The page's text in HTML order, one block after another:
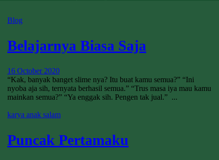
Blog
Belajarnya Biasa Saja
16 October 2020
“Kak, banyak banget slime nya? Itu buat kamu semua?” “Ini
nyoba aja sih, ternyata berhasil semua.” “Trus masa iya mau kamu
mainkan semua?” “Ya enggak sih. Pengen tak jual.” ...
karya anak salam
Puncak Pertamaku